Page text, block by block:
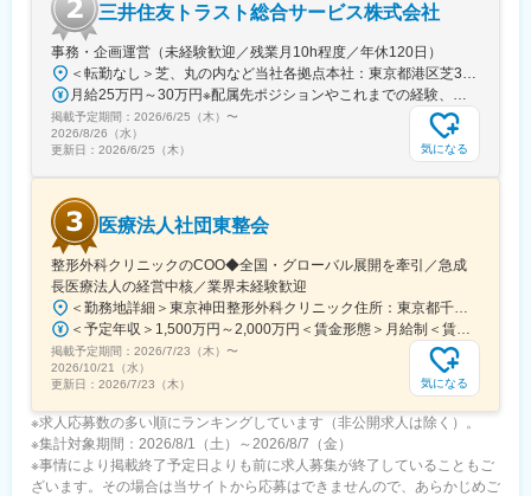
三井住友トラスト総合サービス株式会社
事務・企画運営（未経験歓迎／残業月10h程度／年休120日）
掲載予定期間： 2026/6/25（木） 〜
2026/8/26（水）
更新日： 2026/6/25（木） 気になる
医療法人社団東整会
整形外科クリニックのCOO◆全国・グローバル展開を牽引／急成
長医療法人の経営中核／業界未経験歓迎
掲載予定期間： 2026/7/23（木） 〜
2026/10/21（水）
更新日： 2026/7/23（木） 気になる
※求人応募数の多い順にランキングしています（非公開求人は除く）。
※集計対象期間：2026/8/1（土）～2026/8/7（金）
※事情により掲載終了予定日よりも前に求人募集が終了していることもご
ざいます。その場合は当サイトから応募はできませんので、あらかじめご